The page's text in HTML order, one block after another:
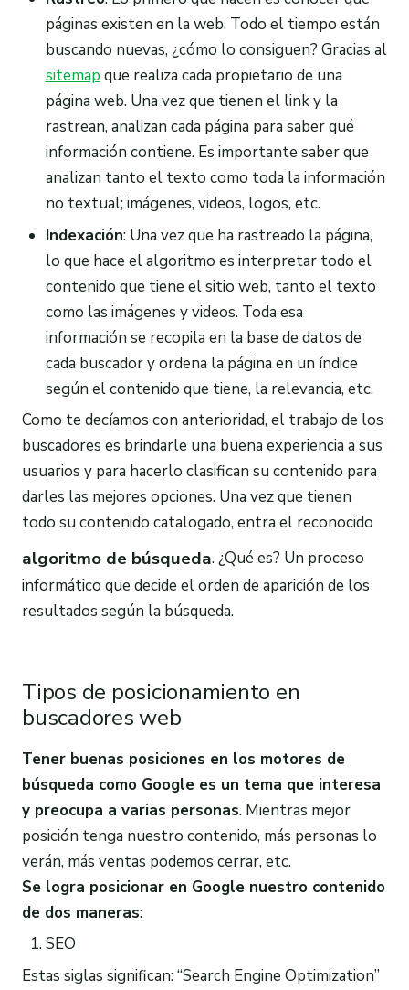
páginas existen en la web. Todo el tiempo están
buscando nuevas, ¿cómo lo consiguen? Gracias al
sitemap que realiza cada propietario de una
página web. Una vez que tienen el link y la
rastrean, analizan cada página para saber qué
información contiene. Es importante saber que
analizan tanto el texto como toda la información
no textual; imágenes, videos, logos, etc.
Indexación: Una vez que ha rastreado la página,
lo que hace el algoritmo es interpretar todo el
contenido que tiene el sitio web, tanto el texto
como las imágenes y videos. Toda esa
información se recopila en la base de datos de
cada buscador y ordena la página en un índice
según el contenido que tiene, la relevancia, etc.
Como te decíamos con anterioridad, el trabajo de los
buscadores es brindarle una buena experiencia a sus
usuarios y para hacerlo clasifican su contenido para
darles las mejores opciones. Una vez que tienen
todo su contenido catalogado, entra el reconocido
algoritmo de búsqueda. ¿Qué es? Un proceso
informático que decide el orden de aparición de los
resultados según la búsqueda.
Tipos de posicionamiento en
buscadores web
Tener buenas posiciones en los motores de
búsqueda como Google es un tema que interesa
y preocupa a varias personas. Mientras mejor
posición tenga nuestro contenido, más personas lo
verán, más ventas podemos cerrar, etc.
Se logra posicionar en Google nuestro contenido
de dos maneras:
SEO
Estas siglas significan: “Search Engine Optimization”